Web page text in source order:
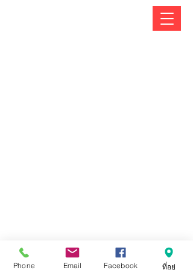
Phone Email Facebook ที่อยู่